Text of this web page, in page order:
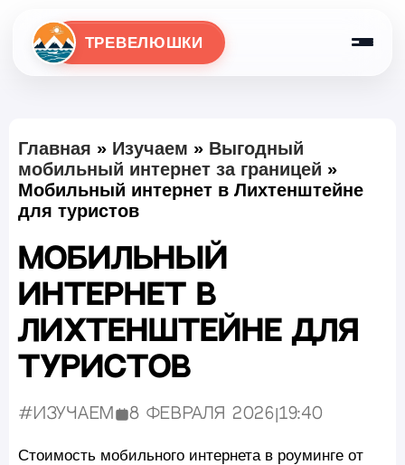
ТРЕВЕЛЮШКИ
Главная » Изучаем » Выгодный
мобильный интернет за границей »
Мобильный интернет в Лихтенштейне
для туристов
Мобильный
интернет в
Лихтенштейне для
туристов
#Изучаем Опубликовано:
8 февраля 2026 19:40
Стоимость мобильного интернета в роуминге от